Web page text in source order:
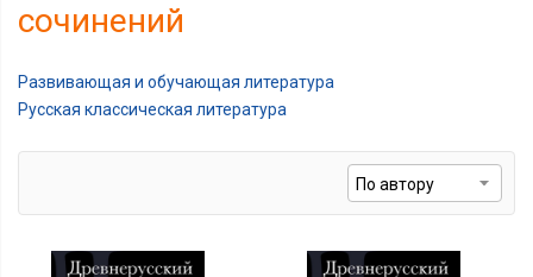
сочинений
Развивающая и обучающая литература
Русская классическая литература